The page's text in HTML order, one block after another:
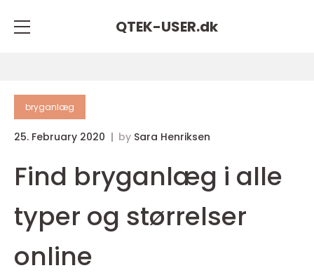
QTEK-USER.dk
bryganlæg
25. February 2020 by Sara Henriksen
Find bryganlæg i alle
typer og størrelser
online